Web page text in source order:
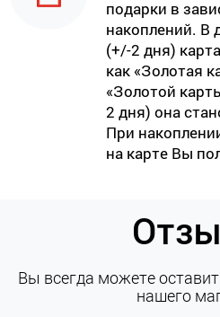
подарки в
накоплений. В
(+/-2 дня)
как «Золотая
«Золотой
2 дня) она
При
на карте Вы
Вы всегда можете
нашего